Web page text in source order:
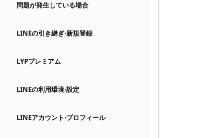
問題が発生している場合
LINEの引き継ぎ⋅新規登録
LYPプレミアム
LINEの利用環境⋅設定
LINEアカウント⋅プロフィール